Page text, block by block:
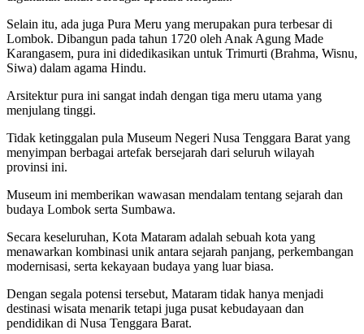
Selain itu, ada juga Pura Meru yang merupakan pura terbesar di
Lombok. Dibangun pada tahun 1720 oleh Anak Agung Made
Karangasem, pura ini didedikasikan untuk Trimurti (Brahma, Wisnu,
Siwa) dalam agama Hindu.
Arsitektur pura ini sangat indah dengan tiga meru utama yang
menjulang tinggi.
Tidak ketinggalan pula Museum Negeri Nusa Tenggara Barat yang
menyimpan berbagai artefak bersejarah dari seluruh wilayah
provinsi ini.
Museum ini memberikan wawasan mendalam tentang sejarah dan
budaya Lombok serta Sumbawa.
Secara keseluruhan, Kota Mataram adalah sebuah kota yang
menawarkan kombinasi unik antara sejarah panjang, perkembangan
modernisasi, serta kekayaan budaya yang luar biasa.
Dengan segala potensi tersebut, Mataram tidak hanya menjadi
destinasi wisata menarik tetapi juga pusat kebudayaan dan
pendidikan di Nusa Tenggara Barat.